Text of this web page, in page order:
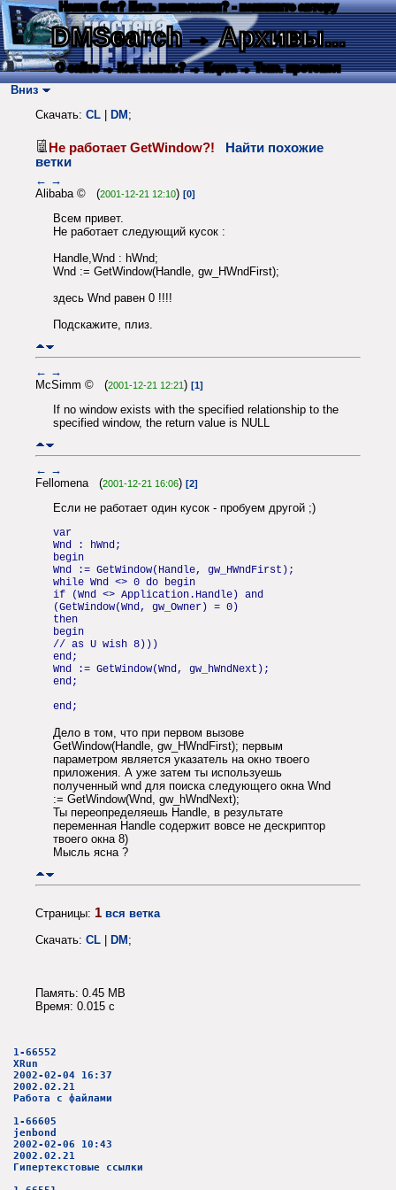
Нашли баг? Есть пожелания? - напишите автору
DMSearch→ Архивы...
О сайте → Как искать? → Карта → Текс. протокол
Вниз
Скачать: CL DM ;
Не работает GetWindow?!
Найти похожие
ветки
← →
Alibaba © (2001-12-21 12:10) [0]
Всем привет.
Не работает следующий кусок :
Handle,Wnd : hWnd;
Wnd := GetWindow(Handle, gw_HWndFirst);
здесь Wnd равен 0 !!!!
Подскажите, плиз.
← →
McSimm © (2001-12-21 12:21) [1]
If no window exists with the specified relationship to the
specified window, the return value is NULL
← →
Fellomena (2001-12-21 16:06) [2]
Если не работает один кусок - пробуем другой ;)
var
Wnd : hWnd;
begin
Wnd := GetWindow(Handle, gw_HWndFirst);
while Wnd <> 0 do begin
if (Wnd <> Application.Handle) and
(GetWindow(Wnd, gw_Owner) = 0)
then
begin
// as U wish 8)))
end;
Wnd := GetWindow(Wnd, gw_hWndNext);
end;
end;
Дело в том, что при первом вызове
GetWindow(Handle, gw_HWndFirst); первым
параметром является указатель на окно твоего
приложения. А уже затем ты используешь
полученный wnd для поиска следующего окна Wnd
:= GetWindow(Wnd, gw_hWndNext);
Ты переопределяешь Handle, в результате
переменная Handle содержит вовсе не дескриптор
твоего окна 8)
Мысль ясна ?
Страницы: 1 вся ветка
Скачать: CL | DM;
Память: 0.45 MB
Время: 0.015 c
1-66552
XRun
2002-02-04 16:37
2002.02.21
Работа с файлами
1-66605
jenbond
2002-02-06 10:43
2002.02.21
Гипертекстовые ссылки